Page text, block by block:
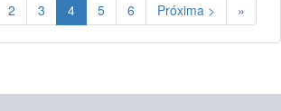
2 3 4(Atual)
5 6 Próxima > »